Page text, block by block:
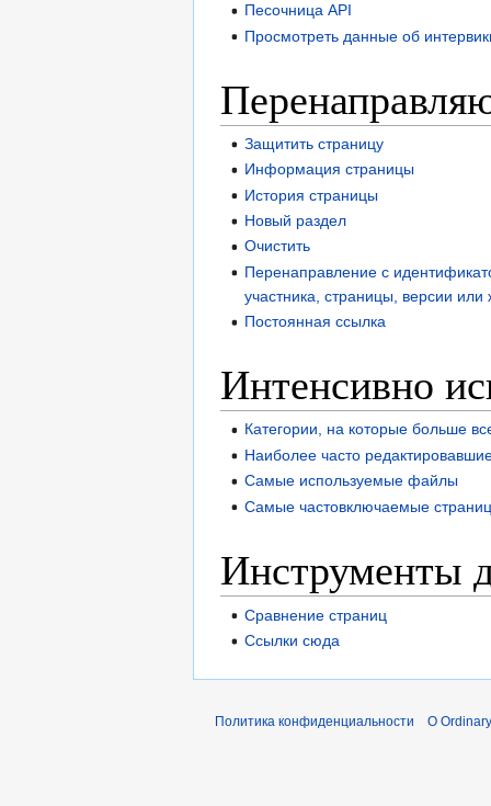
Песочница API
Просмотреть данные об
Защитить страницу
Информация страницы
История страницы
Новый раздел
Очистить
Перенаправление с
участника, страницы, версии или
Постоянная ссылка
Интенсивно
Категории, на которые больше
Наиболее часто
Самые используемые файлы
Самые частовключаемые
Инструменты
Сравнение страниц
Ссылки сюда
Политика конфиденциальности О